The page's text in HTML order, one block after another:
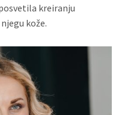
kreiranju
kože.